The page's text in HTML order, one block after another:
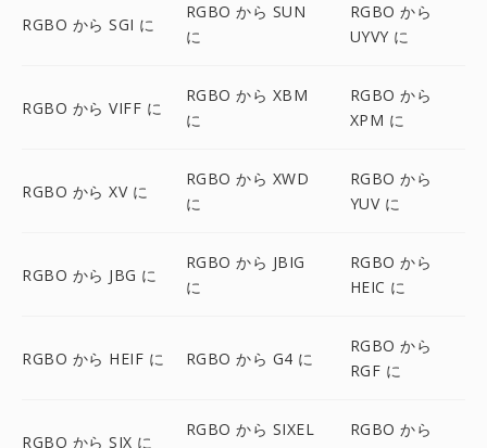
RGBO から SGI に
RGBO から SUN
に
RGBO から
UYVY に
RGBO から VIFF に
RGBO から XBM
に
RGBO から
XPM に
RGBO から XV に
RGBO から XWD
に
RGBO から
YUV に
RGBO から JBG に
RGBO から JBIG
に
RGBO から
HEIC に
RGBO から HEIF に RGBO から G4 に
RGBO から
RGF に
RGBO から SIX に
RGBO から SIXEL
RGBO から